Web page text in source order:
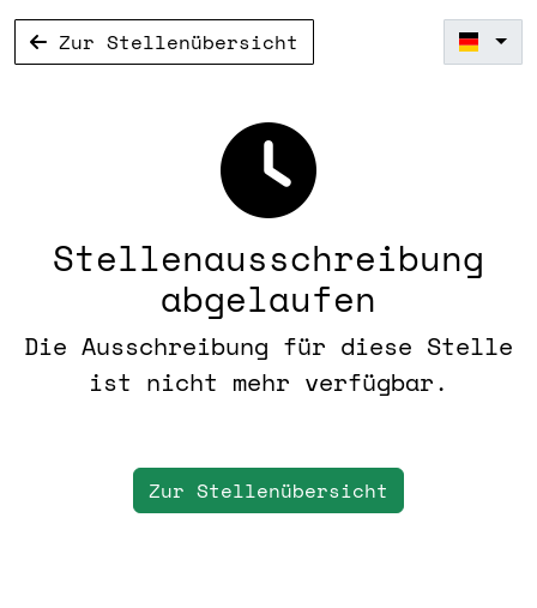
Zur Stellenübersicht
Stellenausschreibung
abgelaufen
Die Ausschreibung für diese Stelle
ist nicht mehr verfügbar.
Zur Stellenübersicht